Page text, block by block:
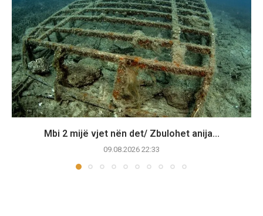
Mbi 2 mijë vjet nën det/ Zbulohet anija...
09.08.2026 22:33